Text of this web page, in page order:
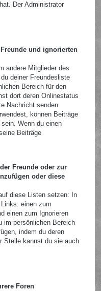
Der Administrator
und ignorierten
andere Mitglieder des
deiner Freundesliste
Bereich für den
dort deren Onlinestatus
Nachricht senden.
können Beiträge
Wenn du einen
Beiträge
Freunde oder zur
oder diese
diese Listen setzen: In
einen zum
einen zum Ignorieren
im persönlichen Bereich
indem du deren
Stelle kannst du sie auch
Foren